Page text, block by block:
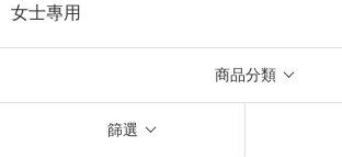
女士專用
商品分類
篩選